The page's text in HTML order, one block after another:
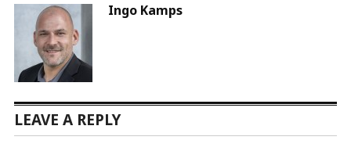
Ingo Kamps
LEAVE A REPLY